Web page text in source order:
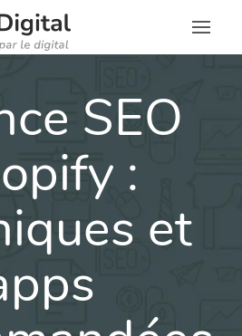
SEO
:
et